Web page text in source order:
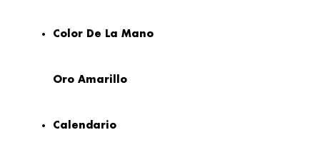
Color De La Mano
Oro Amarillo
Calendario